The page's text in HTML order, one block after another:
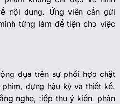
nội dung. Ứng viên cần gửi
từng làm để tiện cho việc
dựa trên sự phối hợp chặt
dựng hậu kỳ và thiết kế.
nghe, tiếp thu ý kiến, phản